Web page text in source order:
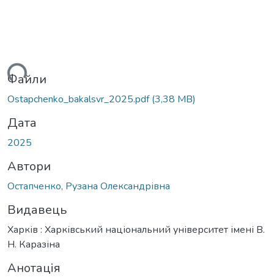
Файли
Ostapchenko_bakalsvr_2025.pdf(3,38 MB)
Дата
2025
Автори
Остапченко, Рузана Олександрівна
Видавець
Харків : Харківський національний університет імені В.
Н. Каразіна
Анотація